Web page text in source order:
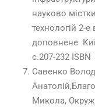
науково
технологій 2-
доповнене
с.207-232 ISBN
Савенко
Микола,